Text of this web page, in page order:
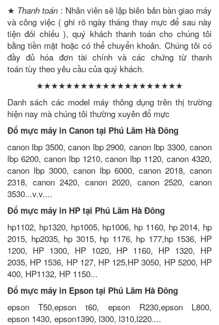
★ Thanh toán : Nhân viên sẽ lập biên bản bàn giao máy
và công việc ( ghi rõ ngày tháng thay mực để sau này
tiện đối chiếu ), quý khách thanh toán cho chúng tôi
bằng tiền mặt hoặc có thể chuyển khoản. Chúng tôi có
đầy đủ hóa đơn tài chính và các chứng từ thanh
toán tùy theo yêu cầu của quý khách.
★★★★★★★★★★★★★★★★★★★★
Danh sách các model máy thông dụng trên thị trường
hiện nay mà chúng tôi thường xuyên đổ mực
Đổ mực máy in Canon tại Phú Lãm Hà Đông
canon lbp 3500, canon lbp 2900, canon lbp 3300, canon
lbp 6200, canon lbp 1210, canon lbp 1120, canon 4320,
canon lbp 3000, canon lbp 6000, canon 2018, canon
2318, canon 2420, canon 2020, canon 2520, canon
3530...v.v....
Đổ mực máy in HP tại Phú Lãm Hà Đông
hp1102, hp1320, hp1005, hp1006, hp 1160, hp 2014, hp
2015, hp2035, hp 3015, hp 1176, hp 177,hp 1536, HP
1200, HP 1300, HP 1020, HP 1160, HP 1320, HP
2035, HP 1536, HP 127, HP 125,HP 3050, HP 5200, HP
400, HP1132, HP 1150...
Đổ mực máy in Epson tại Phú Lãm Hà Đông
epson T50,epson t60, epson R230,epson L800,
epson 1430, epson1390, l300, l310,l220....